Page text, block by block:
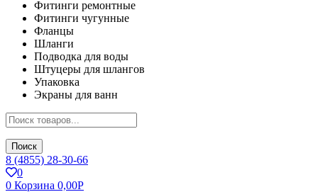
Фитинги ремонтные
Фитинги чугунные
Фланцы
Шланги
Подводка для воды
Штуцеры для шлангов
Упаковка
Экраны для ванн
Поиск
8 (4855) 28-30-66
0
0 Корзина 0,00Р